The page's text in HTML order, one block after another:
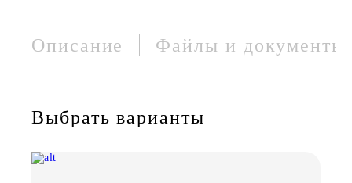
Описание Файлы и документы
Выбрать варианты